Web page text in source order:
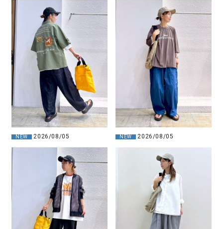
NEW 2026/08/05 NEW 2026/08/05